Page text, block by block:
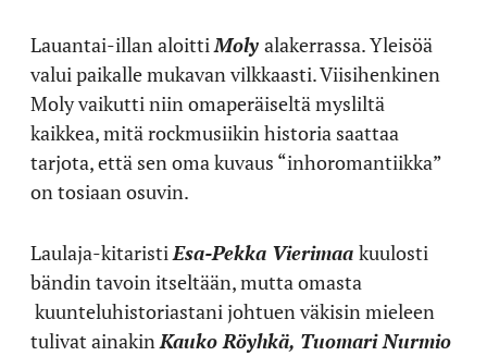
Lauantai-illan aloittiMoly alakerrassa. Yleisöä
valui paikalle mukavan vilkkaasti. Viisihenkinen
Moly vaikutti niin omaperäiseltä mysliltä
kaikkea, mitä rockmusiikin historia saattaa
tarjota, että sen oma kuvaus “inhoromantiikka”
on tosiaan osuvin.
Laulaja-kitaristiEsa-Pekka Vierimaa kuulosti
bändin tavoin itseltään, mutta omasta
kuunteluhistoriastani johtuen väkisin mieleen
tulivat ainakinKauko Röyhkä, Tuomari Nurmio